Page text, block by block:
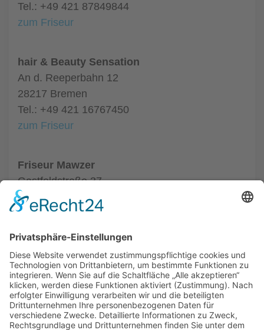
Tel.: +49 421 87849844
zum Friseur
hair & Beauty Sensation
An d. Reeperbahn 12
28217 Bremen
Tel.: +49 421 16767450
zum Friseur
Friseur Mawzer
Gastfeldstraße 37
28201 Bremen
Tel.: +49 421 59748874
ALLGEMEIN